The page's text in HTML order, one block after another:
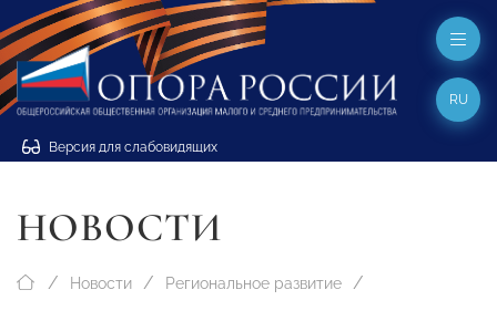
Версия для слабовидящих
RU
НОВОСТИ
Новости Региональное развитие